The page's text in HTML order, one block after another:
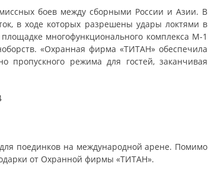
боев между сборными России и Азии. В
в ходе которых разрешены удары локтями в
многофункционального комплекса M-1
«Охранная фирма «ТИТАН» обеспечила
пропускного режима для гостей, заканчивая
поединков на международной арене. Помимо
от Охранной фирмы «ТИТАН».